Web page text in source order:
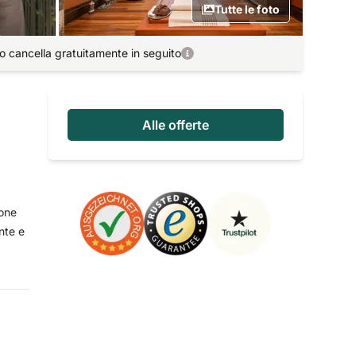
Tutte le foto
cancella gratuitamente in seguito
Alle offerte
e